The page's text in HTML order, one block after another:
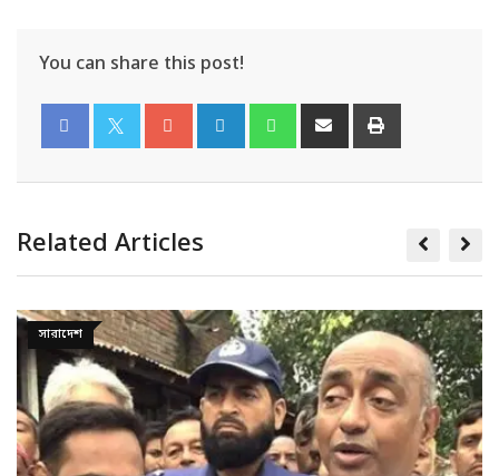
You can share this post!
Related Articles
সারাদেশ